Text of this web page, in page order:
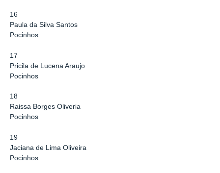
16
Paula da Silva Santos
Pocinhos
17
Pricila de Lucena Araujo
Pocinhos
18
Raissa Borges Oliveria
Pocinhos
19
Jaciana de Lima Oliveira
Pocinhos